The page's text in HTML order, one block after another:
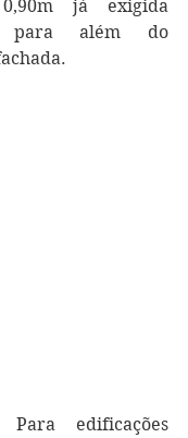
já exigida
para além do
Para edificações